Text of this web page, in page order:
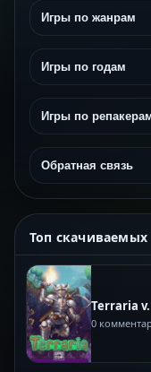
Игры по жанрам
Игры по годам
Игры по
Обратная связь
Топ скачиваемых
Terraria
0